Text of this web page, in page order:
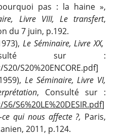
pas : la haine »,
Livre VIII, Le transfert,
du 7 juin, p.192.
Le Séminaire, Livre XX,
sur :
S20%20ENCORE.pdf]
Le Séminaire, Livre VI,
, Consulté sur :
S6%20LE%20DESIR.pdf]
ce qui nous affecte ?, Paris,
2011, p.124.